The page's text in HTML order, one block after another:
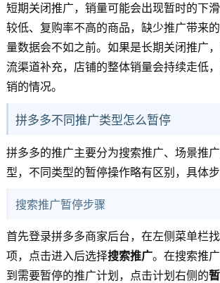
短期关闭推广，销量可能会出现暂时的下
较低、复购率不高的商品，缺少推广带来
量数据会不如之前。如果是长期关闭推广
流渠道补充，店铺的整体销量会持续走低
销的情况。
拼多多不同推广类型怎么暂停
拼多多的推广主要分为搜索推广、场景推
型，不同类型的暂停操作略有区别，具体步
搜索推广暂停步骤
首先登录拼多多商家后台，在左侧菜单栏
项，点击进入后选择搜索推广。在搜索推
到需要暂停的推广计划，点击计划右侧的